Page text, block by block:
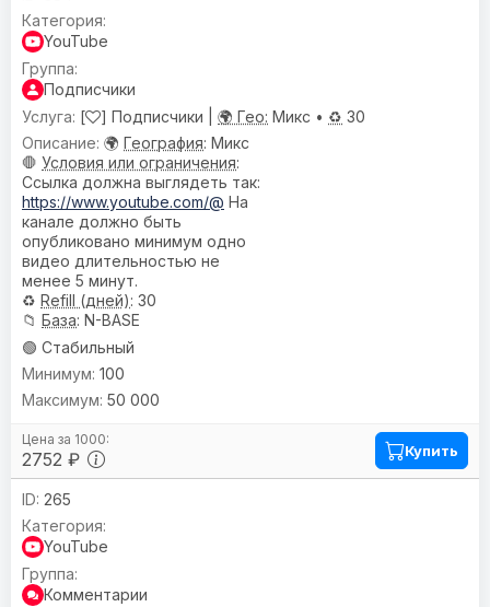
YouTube
Подписчики
[
] Подписчики | 🌍 Гео: Микс • ♻️ 30
🌍 География: Микс
🛑 Условия или ограничения:
Ссылка должна выглядеть так:
https://www.youtube.com/@ На
канале должно быть
опубликовано минимум одно
видео длительностью не
менее 5 минут.
♻️ Refill (дней): 30
📁 База: N-BASE
🟢 Стабильный
2752 ₽
100
50 000
Купить
265
YouTube
Комментарии